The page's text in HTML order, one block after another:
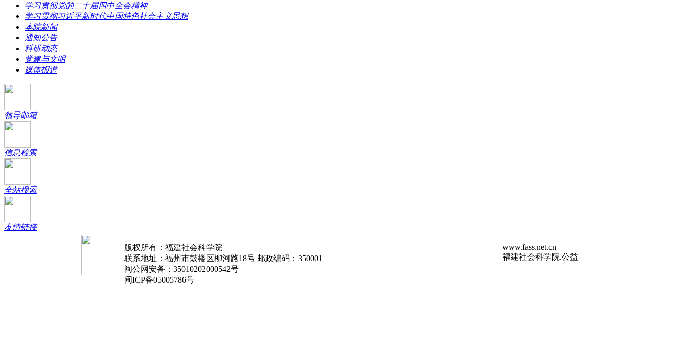
学习贯彻党的二十届四中全会精神
学习贯彻习近平新时代中国特色社会主义思想
本院新闻
通知公告
科研动态
党建与文明
媒体报道
领导邮箱
信息检索
全站搜索
友情链接
版权所有：福建社会科学院
联系地址：福州市鼓楼区柳河路18号 邮政编码：350001
闽公网安备：35010202000542号
闽ICP备05005786号
www.fass.net.cn
福建社会科学院.公益